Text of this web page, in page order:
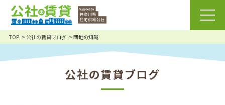
TOP 公社の賃貸ブログ 団地の知識
公社の賃貸ブログ